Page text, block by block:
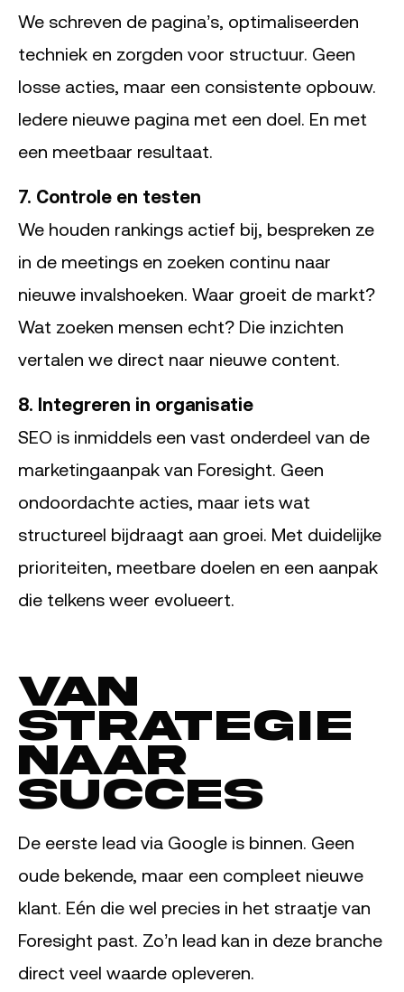
We schreven de pagina’s, optimaliseerden
techniek en zorgden voor structuur. Geen
losse acties, maar een consistente opbouw.
Iedere nieuwe pagina met een doel. En met
een meetbaar resultaat.
7. Controle en testen
We houden rankings actief bij, bespreken ze
in de meetings en zoeken continu naar
nieuwe invalshoeken. Waar groeit de markt?
Wat zoeken mensen echt? Die inzichten
vertalen we direct naar nieuwe content.
8. Integreren in organisatie
SEO is inmiddels een vast onderdeel van de
marketingaanpak van Foresight. Geen
ondoordachte acties, maar iets wat
structureel bijdraagt aan groei. Met duidelijke
prioriteiten, meetbare doelen en een aanpak
die telkens weer evolueert.
Van
strategie
naar
succes
De eerste lead via Google is binnen. Geen
oude bekende, maar een compleet nieuwe
klant. Eén die wel precies in het straatje van
Foresight past. Zo’n lead kan in deze branche
direct veel waarde opleveren.